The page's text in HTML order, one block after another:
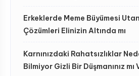
Erkeklerde Meme Büyümesi
Çözümleri Elinizin Altında mı
Karnınızdaki Rahatsızlıklar
Bilmiyor Gizli Bir Düşmanınız mı